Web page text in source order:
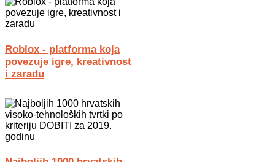
Roblox - platforma koja
povezuje igre, kreativnost
i zaradu